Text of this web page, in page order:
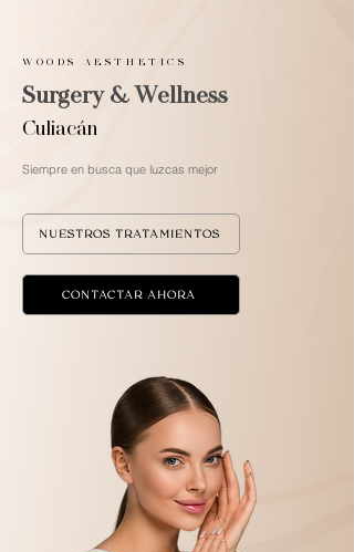
WOODS AESTHETICS
Surgery & Wellness
Culiacán
Siempre en busca que luzcas mejor
NUESTROS TRATAMIENTOS
CONTACTAR AHORA